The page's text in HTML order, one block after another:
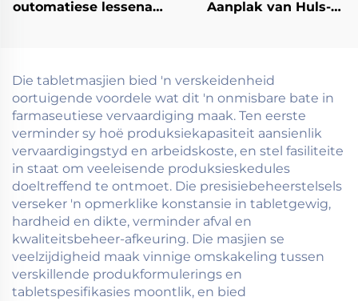
outomatiese lessenaar
Aanplak van Huls-
Die tabletmasjien bied 'n verskeidenheid
oortuigende voordele wat dit 'n onmisbare bate in
farmaseutiese vervaardiging maak. Ten eerste
verminder sy hoë produksiekapasiteit aansienlik
vervaardigingstyd en arbeidskoste, en stel fasiliteite
in staat om veeleisende produksieskedules
doeltreffend te ontmoet. Die presisiebeheerstelsels
verseker 'n opmerklike konstansie in tabletgewig,
hardheid en dikte, verminder afval en
kwaliteitsbeheer-afkeuring. Die masjien se
veelzijdigheid maak vinnige omskakeling tussen
verskillende produkformulerings en
tabletspesifikasies moontlik, en bied